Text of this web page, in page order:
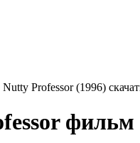
Professor (1996)
фильм